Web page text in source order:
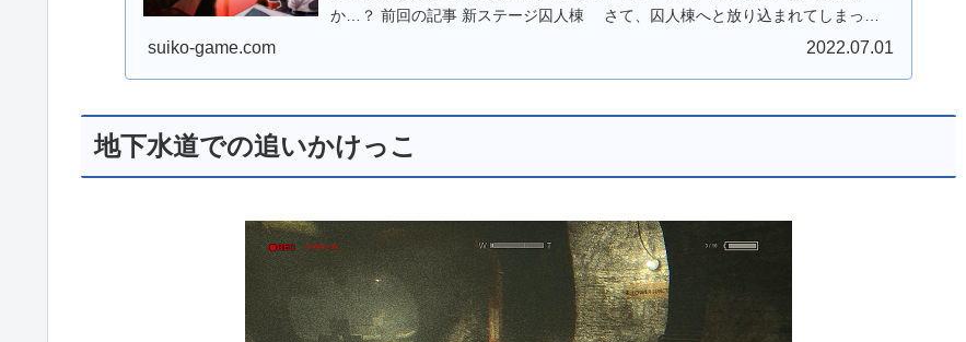
か…？ 前回の記事 新ステージ囚人棟 さて、囚人棟へと放り込まれてしまった
suiko-game.com 2022.07.01
地下水道での追いかけっこ